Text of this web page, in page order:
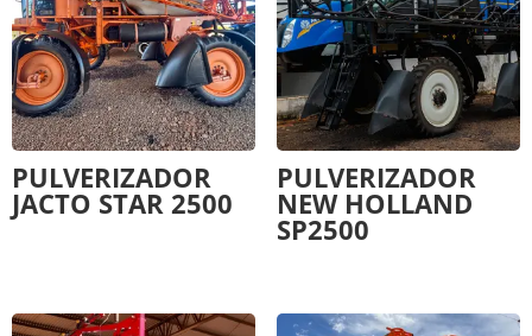
PULVERIZADOR
JACTO STAR 2500
PULVERIZADOR
NEW HOLLAND
SP2500